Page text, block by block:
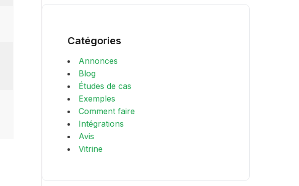
Catégories
Annonces
Blog
Études de cas
Exemples
Comment faire
Intégrations
Avis
Vitrine